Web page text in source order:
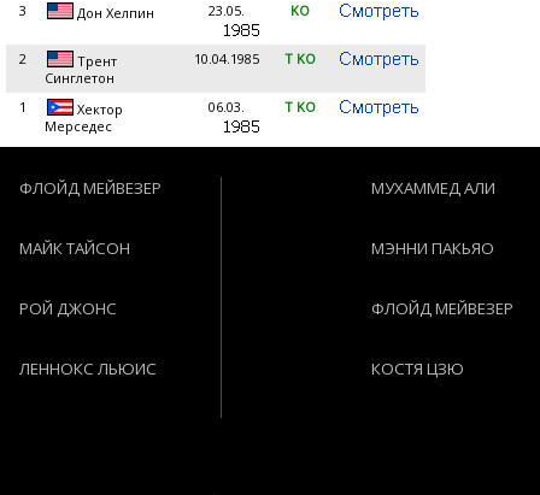
3 Дон Хелпин 23.05. KO
2
Трент
Синглетон
10.04.1985 T KO
1
Хектор
Мерседес
06.03. T KO
ФЛОЙД МЕЙВЕЗЕР
МАЙК ТАЙСОН
РОЙ ДЖОНС
ЛЕННОКС ЛЬЮИС
МУХАММЕД АЛИ
МЭННИ ПАКЬЯО
ФЛОЙД МЕЙВЕЗЕР
КОСТЯ ЦЗЮ